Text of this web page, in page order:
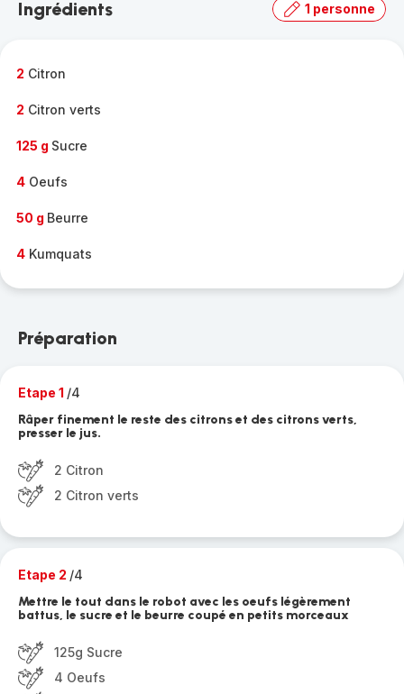
gamme
Ingrédients 1 personne
2 Citron
2 Citron verts
125 g Sucre
4 Oeufs
50 g Beurre
4 Kumquats
Préparation
Etape 1 /4
Râper finement le reste des citrons et des citrons verts,
presser le jus.
2 Citron
2 Citron verts
Etape 2 /4
Mettre le tout dans le robot avec les oeufs légèrement
battus, le sucre et le beurre coupé en petits morceaux
125g Sucre
4 Oeufs